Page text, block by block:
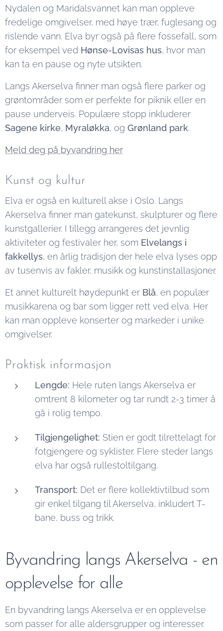
Nydalen og Maridalsvannet kan man oppleve
fredelige omgivelser, med høye trær, fuglesang og
rislende vann. Elva byr også på flere fossefall, som
for eksempel ved Hønse-Lovisas hus, hvor man
kan ta en pause og nyte utsikten.
Langs Akerselva finner man også flere parker og
grøntområder som er perfekte for piknik eller en
pause underveis. Populære stopp inkluderer
Sagene kirke, Myraløkka, og Grønland park.
Meld deg på byvandring her
Kunst og kultur
Elva er også en kulturell akse i Oslo. Langs
Akerselva finner man gatekunst, skulpturer og flere
kunstgallerier. I tillegg arrangeres det jevnlig
aktiviteter og festivaler her, som Elvelangs i
fakkellys, en årlig tradisjon der hele elva lyses opp
av tusenvis av fakler, musikk og kunstinstallasjoner.
Et annet kulturelt høydepunkt er Blå, en populær
musikkarena og bar som ligger rett ved elva. Her
kan man oppleve konserter og markeder i unike
omgivelser.
Praktisk informasjon
Lengde: Hele ruten langs Akerselva er
omtrent 8 kilometer og tar rundt 2-3 timer å
gå i rolig tempo.
Tilgjengelighet: Stien er godt tilrettelagt for
fotgjengere og syklister. Flere steder langs
elva har også rullestoltilgang.
Transport: Det er flere kollektivtilbud som
gir enkel tilgang til Akerselva, inkludert T-
bane, buss og trikk.
Byvandring langs Akerselva - en
opplevelse for alle
En byvandring langs Akerselva er en opplevelse
som passer for alle aldersgrupper og interesser.